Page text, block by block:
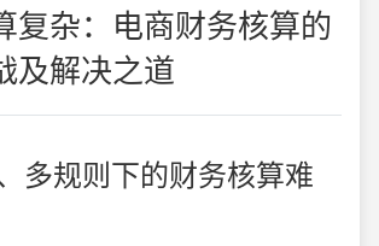
复杂：电商财务核算的
及解决之道
多规则下的财务核算难